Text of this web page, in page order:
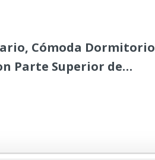
Cómoda Dormitorio
Parte Superior de